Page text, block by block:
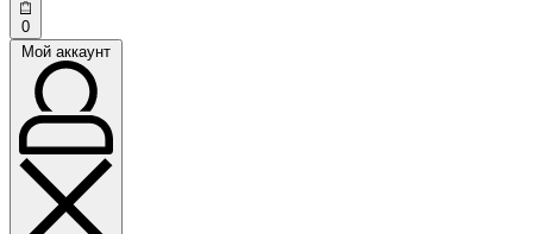
0
Мой аккаунт